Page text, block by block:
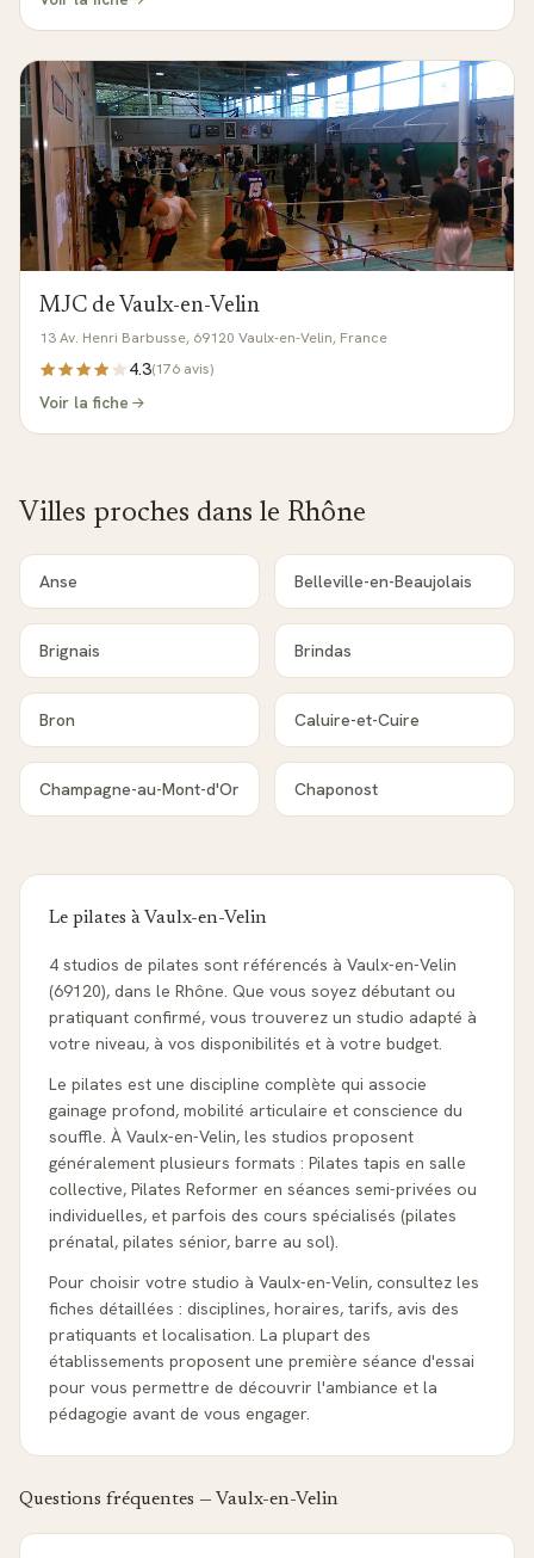
MJC de Vaulx-en-Velin
13 Av. Henri Barbusse, 69120 Vaulx-en-Velin, France
4.3(176 avis)
Voir la fiche
Villes proches dans le Rhône
Anse Belleville-en-Beaujolais
Brignais Brindas
Bron Caluire-et-Cuire
Champagne-au-Mont-d'Or Chaponost
Le pilates à Vaulx-en-Velin
4 studios de pilates sont référencés à Vaulx-en-Velin
(69120), dans le Rhône. Que vous soyez débutant ou
pratiquant confirmé, vous trouverez un studio adapté à
votre niveau, à vos disponibilités et à votre budget.
Le pilates est une discipline complète qui associe
gainage profond, mobilité articulaire et conscience du
souffle. À Vaulx-en-Velin, les studios proposent
généralement plusieurs formats : Pilates tapis en salle
collective, Pilates Reformer en séances semi-privées ou
individuelles, et parfois des cours spécialisés (pilates
prénatal, pilates sénior, barre au sol).
Pour choisir votre studio à Vaulx-en-Velin, consultez les
fiches détaillées : disciplines, horaires, tarifs, avis des
pratiquants et localisation. La plupart des
établissements proposent une première séance d'essai
pour vous permettre de découvrir l'ambiance et la
pédagogie avant de vous engager.
Questions fréquentes — Vaulx-en-Velin